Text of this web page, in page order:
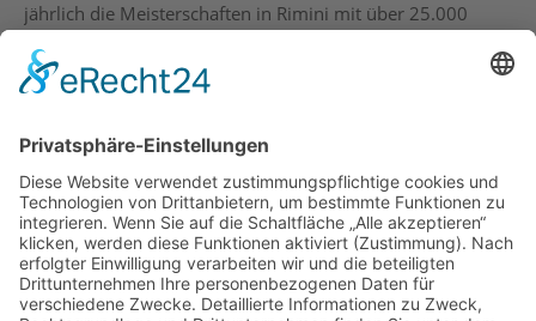
jährlich die Meisterschaften in Rimini mit über 25.000
Wochen. Dabei werden Meisterschaften von Standard- und
Latein in allen Altersgruppen, bis Hip Hop, Breakdance und
FIDS ist die anerkannte staatliche Organisation für Tanz in
Italien und gehört dem obersten Sportgremium ebenso an,
wie dem nationalen olympischen Komitee. So war der
Präsident der CONI – sozusagen der ÖOC Präsident Italiens
– bei der Eröffnung der Meisterschaften anwesend. In
diesem Zusammenhang konnte auch Dr. Höllbacher einige